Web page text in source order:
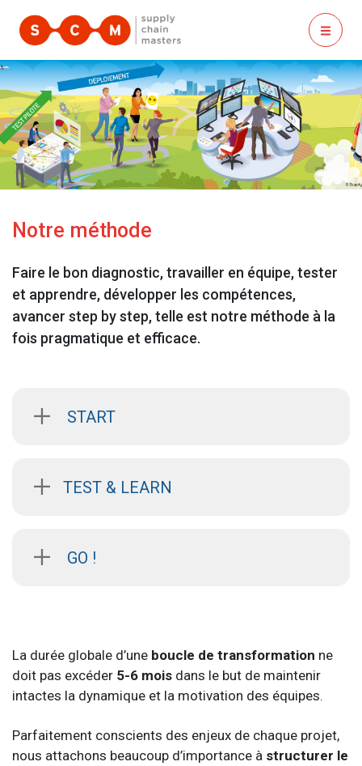
ouvrir
Notre méthode
Faire le bon diagnostic, travailler en équipe, tester
et apprendre, développer les compétences,
avancer step by step, telle est notre méthode à la
fois pragmatique et efficace.
START
TEST & LEARN
GO !
La durée globale d’une boucle de transformation ne
doit pas excéder 5-6 mois dans le but de maintenir
intactes la dynamique et la motivation des équipes.
Parfaitement conscients des enjeux de chaque projet,
nous attachons beaucoup d’importance à structurer le